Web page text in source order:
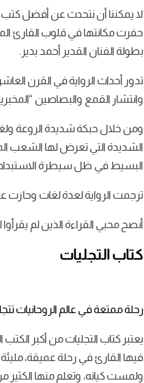
لا يمكننا أن نتحدث عن أفضل كتب
حفرت مكانتها في قلوب القارئ
بطولة الفنان القدير أحمد بدير.
تدور أحداث الرواية في القرن
وانتشار القمع والبصاصين
ومن خلال حبكة شديدة الروعة
الشديدة التي تعرض لها الشعب
البسيط في ظل سيطرة الاستبداد
ترجمت الرواية لعدة لغات وحازت
أنصح محبي القراءة الذين لم
كتاب التجليات
رحلة ممتعة في عالم الروحانيات
فيها القارئ في رحلة عميقة، مليئة
ولمست كيانه، وتعلم منها